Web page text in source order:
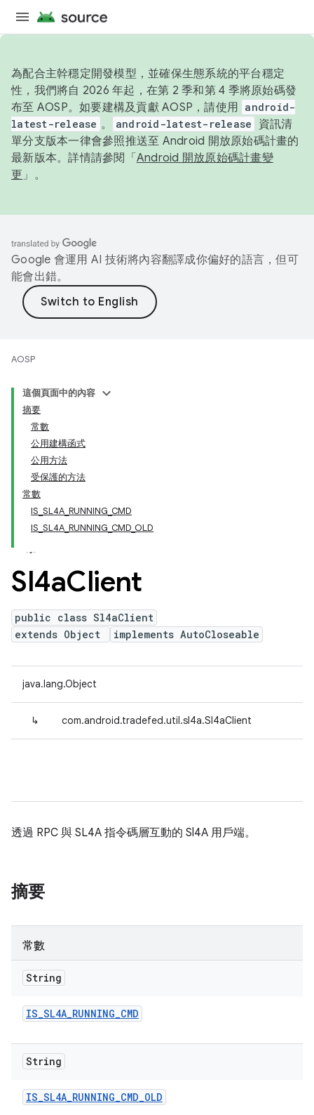
為配合主幹穩定開發模型，並確保生態系統的平台穩定
性，我們將自 2026 年起，在第 2 季和第 4 季將原始碼發
布至 AOSP。如要建構及貢獻 AOSP，請使用 android-
latest-release 。 android-latest-release
資訊清
單分支版本一律會參照推送至 Android 開放原始碼計畫的
最新版本。詳情請參閱「 Android 開放原始碼計畫變
更 」。
Google 會運用 AI 技術將內容翻譯成你偏好的語言，但可
能會出錯。
AOSP
這個頁面中的內容
摘要
常數
公用建構函式
公用方法
受保護的方法
常數
IS_SL4A_RUNNING_CMD
IS_SL4A_RUNNING_CMD_OLD
Sl4aClient
public class Sl4aClient
extends Object
implements AutoCloseable
java.lang.Object
↳ com.android.tradefed.util.sl4a.Sl4aClient
透過 RPC 與 SL4A 指令碼層互動的 Sl4A 用戶端。
摘要
常數
String
IS_SL4A_RUNNING_CMD
String
IS_SL4A_RUNNING_CMD_OLD